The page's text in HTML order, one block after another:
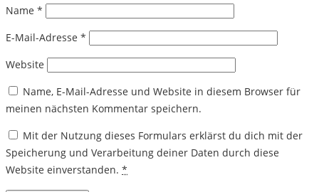
Name *
E-Mail-Adresse *
Website
Name, E-Mail-Adresse und Website in diesem Browser für
meinen nächsten Kommentar speichern.
Mit der Nutzung dieses Formulars erklärst du dich mit der
Speicherung und Verarbeitung deiner Daten durch diese
Website einverstanden. *